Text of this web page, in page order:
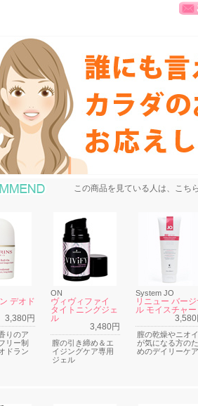
おすすめ商品
この商品を見ている人は、こち
デオド
3,380円
りのア
リー制
ドラン
ON
ヴィヴィファイ
タイトニングジェ
ル
3,480円
膣の引き締め＆エ
イジングケア専用
ジェル
System JO
リニュー バージ
ル モイスチャー
3,580
膣の乾燥やニオイ
が気になる方のた
めのデイリーケア